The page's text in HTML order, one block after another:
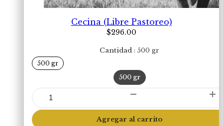
Cecina (Libre Pastoreo)
$296.00
Cantidad 500 gr
500 gr
500 gr
Cecina
(Libre
Pastoreo)
cantidad
Agregar al carrito